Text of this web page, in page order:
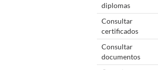
diplomas
Consultar
certificados
Consultar
documentos